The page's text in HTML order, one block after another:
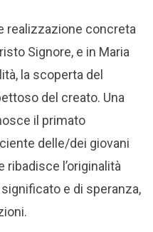
realizzazione concreta
Signore, e in Maria
la scoperta del
del creato. Una
il primato
delle/dei giovani
l’originalità
e di speranza,